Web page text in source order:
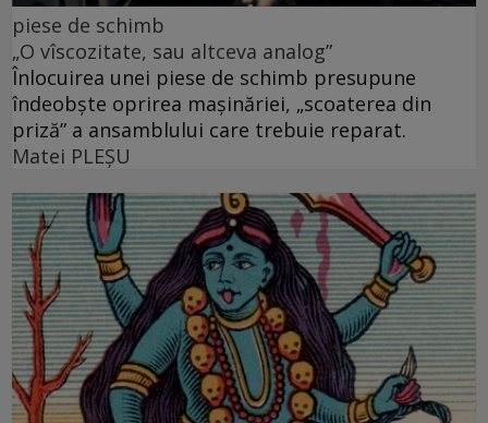
piese de schimb
„O vîscozitate, sau altceva analog”
Înlocuirea unei piese de schimb presupune
îndeobște oprirea mașinăriei, „scoaterea din
priză” a ansamblului care trebuie reparat.
Matei PLEŞU